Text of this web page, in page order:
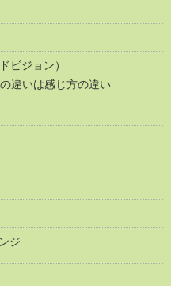
ビジョン）
違いは感じ方の違い
ジ